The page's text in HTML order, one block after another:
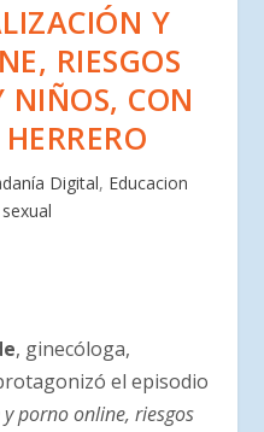
Y
RIESGOS
NIÑOS, CON
Digital, Educacion
, ginecóloga,
el episodio
porno online, riesgos